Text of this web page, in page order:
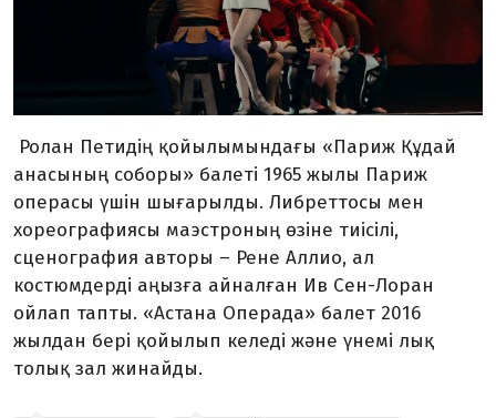
Ролан Петидің қойылымындағы «Париж Құдай
анасының соборы» балеті 1965 жылы Париж
операсы үшін шығарылды. Либреттосы мен
хореографиясы маэстроның өзіне тиісілі,
сценография авторы – Рене Аллио, ал
костюмдерді аңызға айналған Ив Сен-Лоран
ойлап тапты. «Астана Операда» балет 2016
жылдан бері қойылып келеді және үнемі лық
толық зал жинайды.